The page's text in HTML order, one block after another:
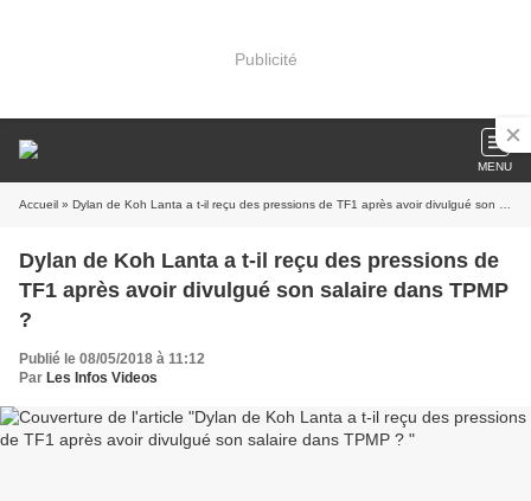
Publicité
MENU
Accueil » Dylan de Koh Lanta a t-il reçu des pressions de TF1 après avoir divulgué son salaire dans TPMP ?
Dylan de Koh Lanta a t-il reçu des pressions de
TF1 après avoir divulgué son salaire dans TPMP
?
Publié le 08/05/2018 à 11:12
Par Les Infos Videos